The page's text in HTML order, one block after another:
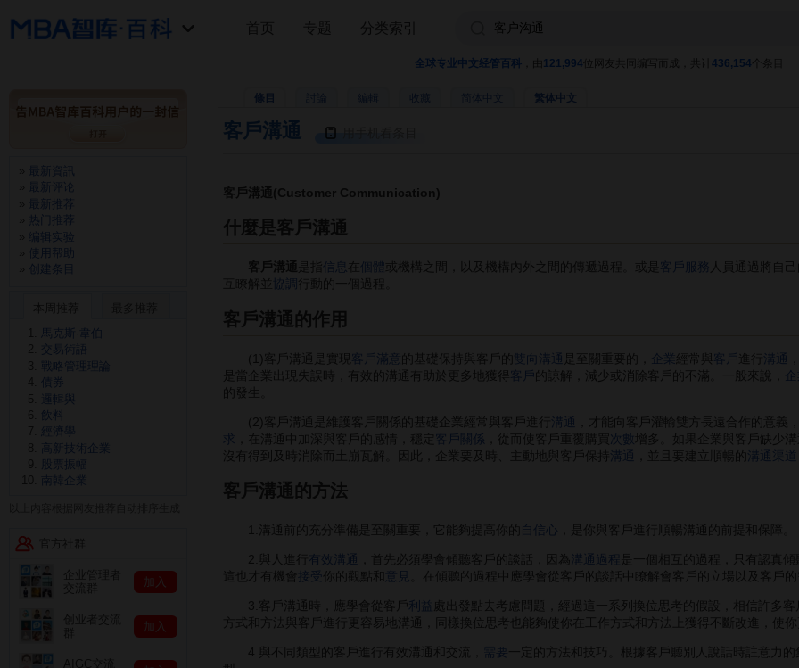
全球专业中文经管百科 121,994 位网友共同编写而成，共计 436,154 个条目
條目 收藏 繁体中文
客戶溝通
客戶溝通(Customer Communication)
什麼是客戶溝通
客戶溝通 是指 信息 在 個體 或機構之間，以及機構內外之間的傳遞過程。或是 客戶服務 人員通過將自
互瞭解並
協調 行動的一個過程。
客戶溝通的作用
(1)客戶溝通是實現 客戶滿意 的基礎保持與客戶的 雙向溝通 是至關重要的， 企業 經常與客戶 進行 溝通
是當企業出現失誤時，有效的溝通有助於更多地獲得 客戶的諒解，減少或消除客戶的不滿。一般來說， 企
的發生。
(2)客戶溝通是維護客戶關係的基礎企業經常與客戶進行 溝通 ，才能向客戶灌輸雙方長遠合作的意義
求
，在溝通中加深與客戶的感情，穩定 客戶關係 ，從而使客戶重覆購買 次數
增多。如果企業與客戶缺少
沒有得到及時消除而土崩瓦解。因此，企業要及時、主動地與客戶保持
溝通 ，並且要建立順暢的 溝通渠道
客戶溝通的方法
1.溝通前的充分準備是至關重要，它能夠提高你的 自信心 ，是你與客戶進行順暢溝通的前提和保障。
2.與人進行 有效溝通 ，首先必須學會傾聽客戶的談話，因為 溝通過程
是一個相互的過程，只有認真
這也才有機會
接受 你的觀點和 意見 。在傾聽的過程中應學會從客戶的談話中瞭解會客戶的立場以及客戶
3.客戶溝通時，應學會從客戶 利益 處出發點去考慮問題，經過這一系列換位思考的假設，相信許多
方式和方法與客戶進行更容易地溝通，同樣換位思考也能夠使你在工作方式和方法上獲得不斷改進，使
4.與不同類型的客戶進行有效溝通和交流， 需要
一定的方法和技巧。根據客戶聽別人說話時註意力
首页 专题 分类索引
最新資訊
最新评论
最新推荐
热门推荐
编辑实验
使用帮助
创建条目
馬克斯·韋伯
交易術語
戰略管理理論
債券
邏輯與
飲料
經濟學
高新技術企業
股票振幅
南韓企業
加入
加入